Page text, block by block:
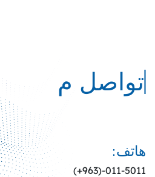
تواصل مع
هاتف:
011-5011-(963+)